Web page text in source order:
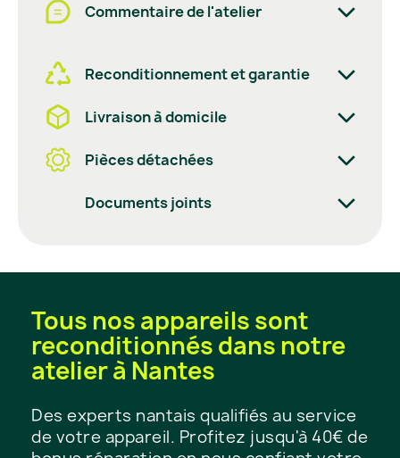
Commentaire de l'atelier
Reconditionnement et garantie
Livraison à domicile
Pièces détachées
Documents joints
Tous nos appareils sont
reconditionnés dans notre
atelier à Nantes
Des experts nantais qualifiés au service
de votre appareil. Profitez jusqu'à 40€ de